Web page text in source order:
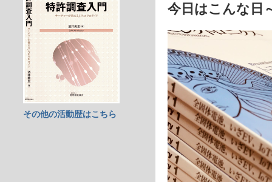
今日はこんな日
その他の活動歴はこちら